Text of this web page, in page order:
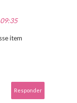
item
Responder